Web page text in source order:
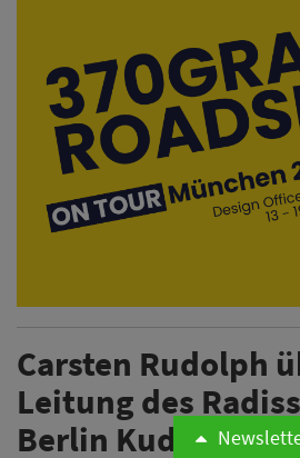
Carsten Rudolph
Leitung des
Berlin Kudamm